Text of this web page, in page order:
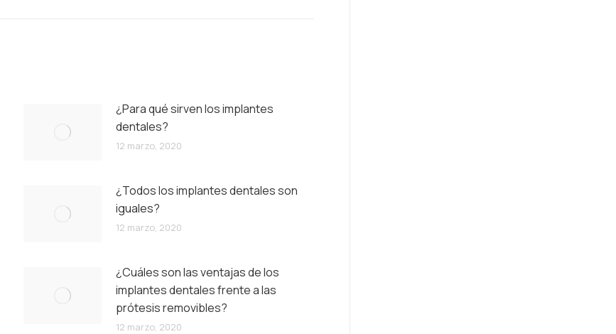
¿Para qué sirven los implantes
dentales?
12 marzo, 2020
¿Todos los implantes dentales son
iguales?
12 marzo, 2020
¿Cuáles son las ventajas de los
implantes dentales frente a las
prótesis removibles?
12 marzo, 2020